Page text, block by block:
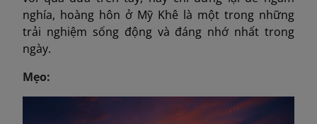
nghía, hoàng hôn ở Mỹ Khê là một trong những
trải nghiệm sống động và đáng nhớ nhất trong
ngày.
Mẹo: